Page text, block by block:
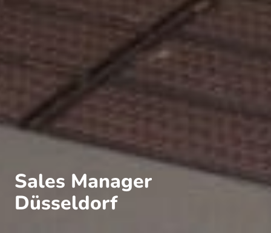
Sales Manager
Düsseldorf